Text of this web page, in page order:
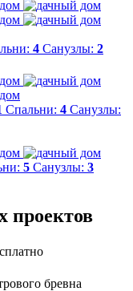
4 Санузлы: 2
Спальни: 4 Санузлы:
5 Санузлы: 3
проектов
бревна